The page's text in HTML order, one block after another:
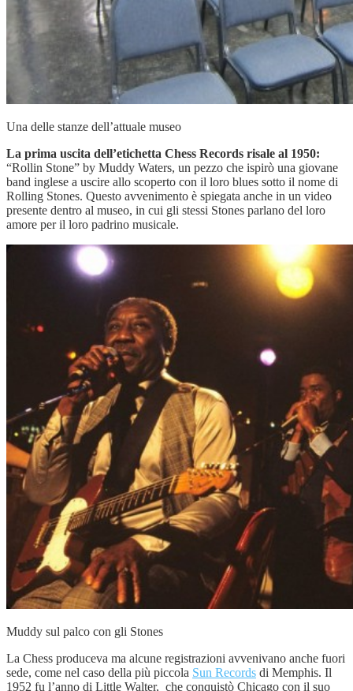
Una delle stanze dell’attuale museo
La prima uscita dell’etichetta Chess Records risale al 1950:
“Rollin Stone” by Muddy Waters, un pezzo che ispirò una giovane
band inglese a uscire allo scoperto con il loro blues sotto il nome di
Rolling Stones. Questo avvenimento è spiegata anche in un video
presente dentro al museo, in cui gli stessi Stones parlano del loro
amore per il loro padrino musicale.
Muddy sul palco con gli Stones
La Chess produceva ma alcune registrazioni avvenivano anche fuori
sede, come nel caso della più piccola Sun Records di Memphis. Il
1952 fu l’anno di Little Walter, che conquistò Chicago con il suo